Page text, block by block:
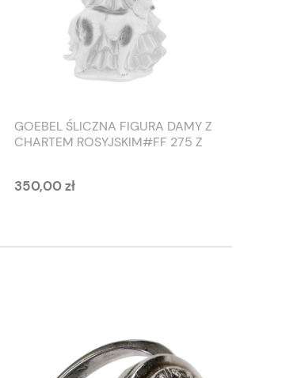
GOEBEL ŚLICZNA FIGURA DAMY Z
CHARTEM ROSYJSKIM#FF 275 Z
350,00 zł